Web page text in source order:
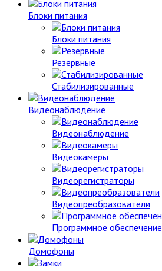
Блоки питания
Блоки питания
Резервные
Стабилизированные
Видеонаблюдение
Видеонаблюдение
Видеокамеры
Видеорегистраторы
Видеопреобразователи
Программное обеспечение
Домофоны